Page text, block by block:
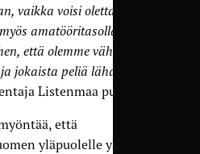
vaikka voisi olettaa että
amatööritasolla hyviä
että olemme vähän
jokaista peliä lähdetään
Listenmaa puntaroi.
että
yläpuolelle ykkös- ja